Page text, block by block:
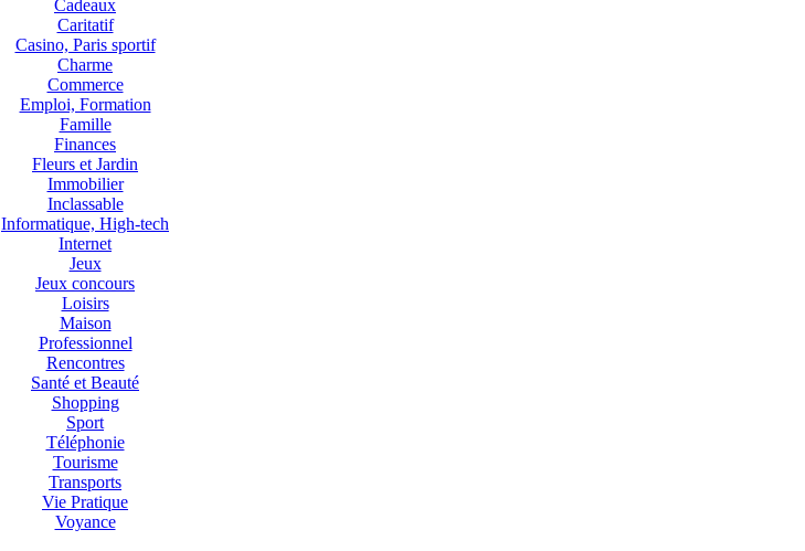
Cadeaux
Caritatif
Casino, Paris sportif
Charme
Commerce
Emploi, Formation
Famille
Finances
Fleurs et Jardin
Immobilier
Inclassable
Informatique, High-tech
Internet
Jeux
Jeux concours
Loisirs
Maison
Professionnel
Rencontres
Santé et Beauté
Shopping
Sport
Téléphonie
Tourisme
Transports
Vie Pratique
Voyance